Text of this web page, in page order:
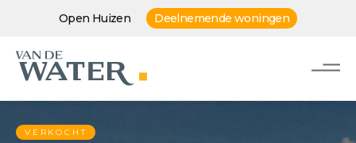
Open Huizen Deelnemende woningen
VERKOCHT